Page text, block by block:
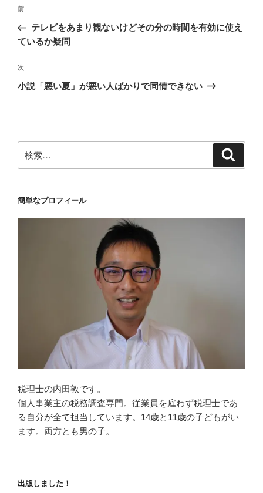
ナ
ゲ
ー
前
の
投
前
テレビをあまり観ないけどその分の時間を有効に使え
ているか疑問
次
の
次
小説「悪い夏」が悪い人ばかりで同情できない
索:
簡単なプロフィール
税理士の内田敦です。
個人事業主の税務調査専門。従業員を雇わず税理士であ
る自分が全て担当しています。14歳と11歳の子どもがい
ます。両方とも男の子。
出版しました！